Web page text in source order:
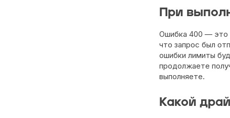
При
Ошибка 400 — это
что запрос был
ошибки лимиты
продолжаете
выполняете.
Какой